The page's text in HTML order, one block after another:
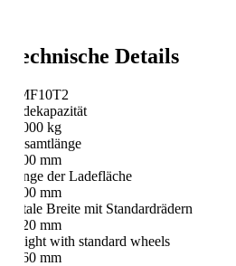
Details
kg
mm
der Ladefläche
mm
Breite mit Standardrädern
mm
with standard wheels
mm